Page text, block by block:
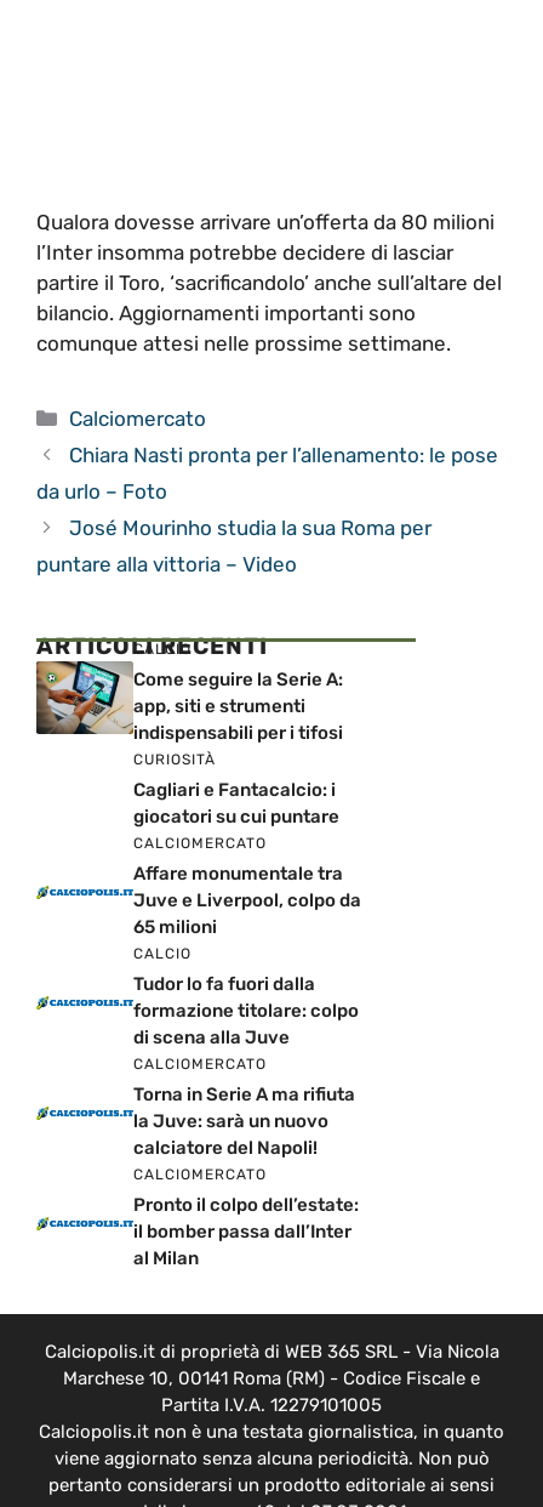
Qualora dovesse arrivare un’offerta da 80 milioni
l’Inter insomma potrebbe decidere di lasciar
partire il Toro, ‘sacrificandolo’ anche sull’altare del
bilancio. Aggiornamenti importanti sono
comunque attesi nelle prossime settimane.
Calciomercato
Chiara Nasti pronta per l’allenamento: le pose
José Mourinho studia la sua Roma per
puntare alla vittoria – Video
ARTICOLI RECENTI
CALCIO
app, siti e strumenti
indispensabili per i tifosi
CURIOSITÀ
giocatori su cui puntare
CALCIOMERCATO
Juve e Liverpool, colpo da
65 milioni
CALCIO
formazione titolare: colpo
di scena alla Juve
CALCIOMERCATO
la Juve: sarà un nuovo
calciatore del Napoli!
CALCIOMERCATO
il bomber passa dall’Inter
al Milan
Marchese 10, 00141 Roma (RM) - Codice Fiscale e
Partita I.V.A. 12279101005
Calciopolis.it non è una testata giornalistica, in quanto
viene aggiornato senza alcuna periodicità. Non può
pertanto considerarsi un prodotto editoriale ai sensi
della legge n. 62 del 07.03.2001